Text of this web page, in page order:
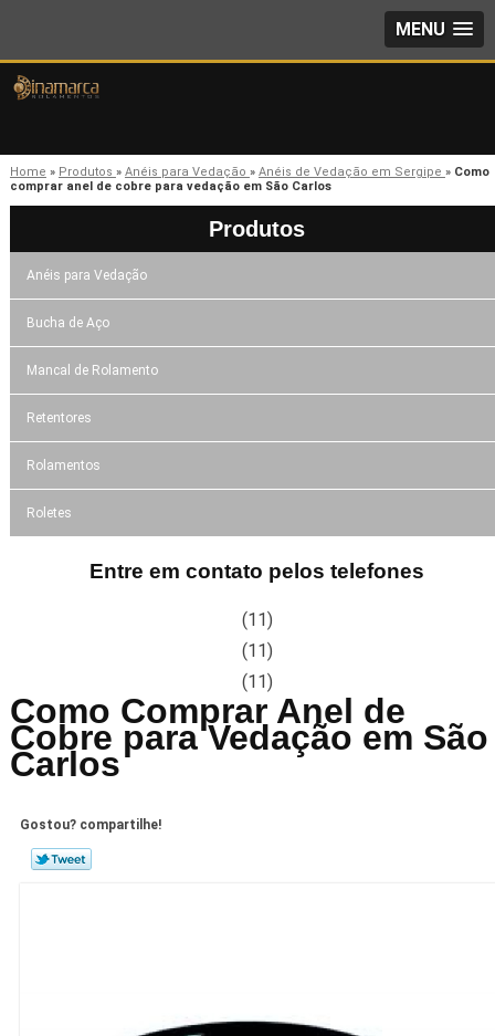
MENU
Home » Produtos » Anéis para Vedação » Anéis de Vedação em Sergipe » Como
comprar anel de cobre para vedação em São Carlos
Produtos
Anéis para Vedação
Bucha de Aço
Mancal de Rolamento
Retentores
Rolamentos
Roletes
Entre em contato pelos telefones
(11)
(11)
(11)
Como Comprar Anel de
Cobre para Vedação em São
Carlos
Gostou? compartilhe!